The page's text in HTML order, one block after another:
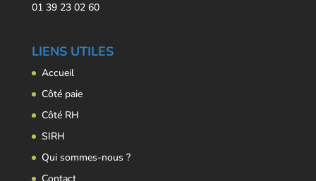
01 39 23 02 60
LIENS UTILES
Accueil
Côté paie
Côté RH
SIRH
Qui sommes-nous ?
Contact